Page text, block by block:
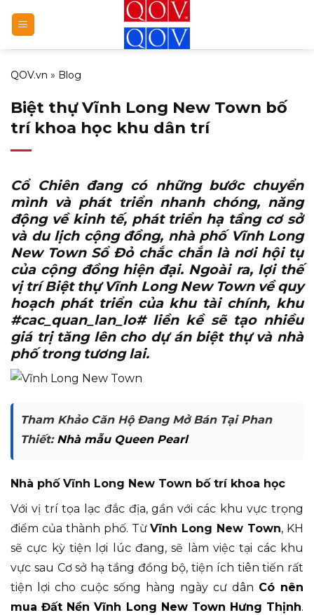
qua
nội
dung
QOV.vn » Blog
Biệt thự Vĩnh Long New Town bố
trí khoa học khu dân trí
Cổ Chiên đang có những bước chuyển
mình và phát triển nhanh chóng, năng
động về kinh tế, phát triển hạ tầng cơ sở
và du lịch cộng đồng, nhà phố Vĩnh Long
New Town Sổ Đỏchắc chắn là nơi hội tụ
của cộng đồng hiện đại. Ngoài ra, lợi thế
vị trí Biệt thự Vĩnh Long New Town về quy
hoạch phát triển của khu tài chính, khu
#cac_quan_lan_lo# liền kề sẽ tạo nhiều
giá trị tăng lên cho dự án biệt thự và nhà
phố trong tương lai.
Tham Khảo Căn Hộ Đang Mở Bán Tại Phan
Thiết: Nhà mẫu Queen Pearl
Nhà phố Vĩnh Long New Town bố trí khoa học
Với vị trí tọa lạc đắc địa, gần với các khu vực trọng
điểm của thành phố. TừVĩnh Long New Town, KH
sẽ cực kỳ tiện lợi lúc đang, sẽ làm việc tại các khu
vực sau Cơ sở hạ tầng đồng bộ, tiện ích tiên tiến rất
tiện lợi cho cuộc sống hàng ngày cư dân Có nên
mua Đất Nền Vĩnh Long New Town Hưng Thịnh.